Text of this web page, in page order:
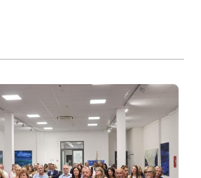
Jasna Petek poručila je da je